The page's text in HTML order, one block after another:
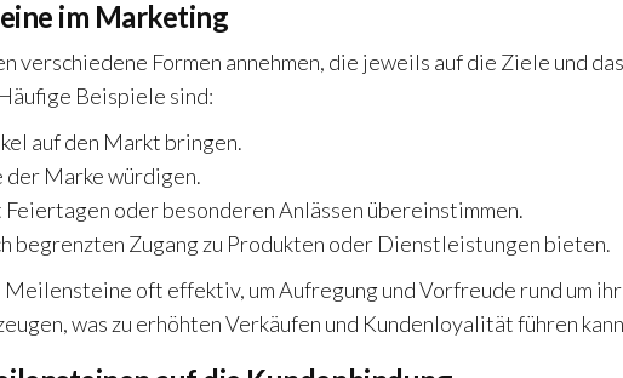
im Marketing
Formen annehmen, die jeweils auf die Ziele und das
Beispiele sind:
auf den Markt bringen.
der Marke würdigen.
oder besonderen Anlässen übereinstimmen.
begrenzten Zugang zu Produkten oder Dienstleistungen bieten.
oft effektiv, um Aufregung und Vorfreude rund um
was zu erhöhten Verkäufen und Kundenloyalität führen